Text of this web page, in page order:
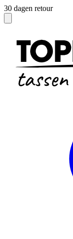
Officieel dealer